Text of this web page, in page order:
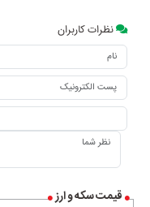
قیمت سکه و ارز
نظرات کاربران